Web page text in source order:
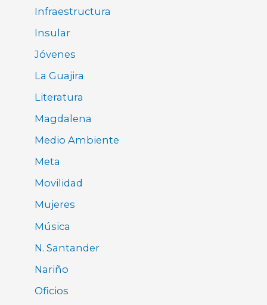
Infraestructura
Insular
Jóvenes
La Guajira
Literatura
Magdalena
Medio Ambiente
Meta
Movilidad
Mujeres
Música
N. Santander
Nariño
Oficios